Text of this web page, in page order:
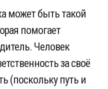
может быть такой
помогает
Человек
за своё
(поскольку путь и